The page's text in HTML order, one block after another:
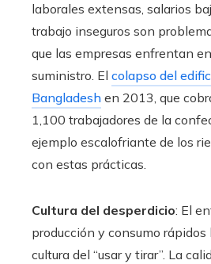
laborales extensas, salarios
trabajo inseguros son
que las empresas enfrentan
suministro. El colapso del
Bangladesh en 2013, que
1,100 trabajadores de la
ejemplo escalofriante de los
con estas prácticas.
Cultura del desperdicio: El
producción y consumo
cultura del “usar y tirar”. La